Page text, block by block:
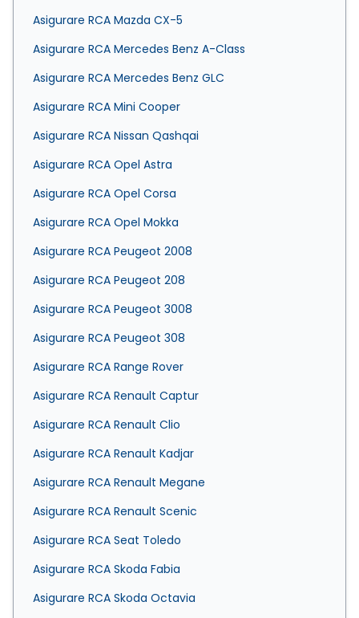
Asigurare RCA Mazda CX-5
Asigurare RCA Mercedes Benz A-Class
Asigurare RCA Mercedes Benz GLC
Asigurare RCA Mini Cooper
Asigurare RCA Nissan Qashqai
Asigurare RCA Opel Astra
Asigurare RCA Opel Corsa
Asigurare RCA Opel Mokka
Asigurare RCA Peugeot 2008
Asigurare RCA Peugeot 208
Asigurare RCA Peugeot 3008
Asigurare RCA Peugeot 308
Asigurare RCA Range Rover
Asigurare RCA Renault Captur
Asigurare RCA Renault Clio
Asigurare RCA Renault Kadjar
Asigurare RCA Renault Megane
Asigurare RCA Renault Scenic
Asigurare RCA Seat Toledo
Asigurare RCA Skoda Fabia
Asigurare RCA Skoda Octavia